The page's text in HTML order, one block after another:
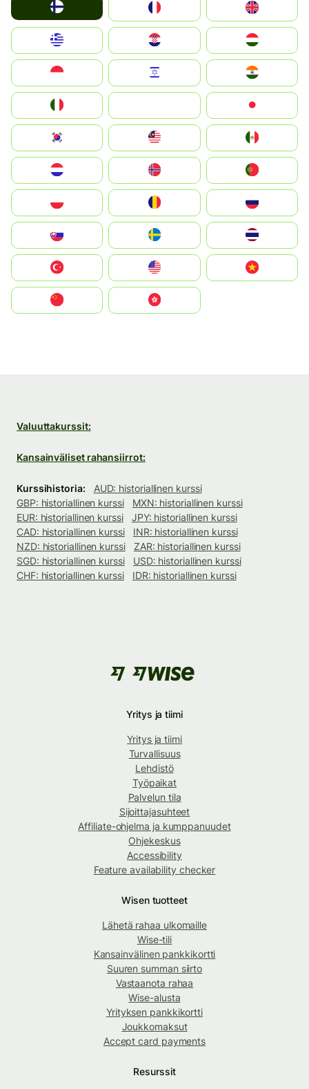
United Kingdom
Magyarország
South Korea
United States
中國香港特別行政區
Valuuttakurssit:
Kansainväliset rahansiirrot:
Kurssihistoria:
AUD: historiallinen kurssi
GBP: historiallinen kurssi
MXN: historiallinen kurssi
EUR: historiallinen kurssi
JPY: historiallinen kurssi
CAD: historiallinen kurssi
INR: historiallinen kurssi
NZD: historiallinen kurssi
ZAR: historiallinen kurssi
SGD: historiallinen kurssi
USD: historiallinen kurssi
CHF: historiallinen kurssi
IDR: historiallinen kurssi
Yritys ja tiimi
Yritys ja tiimi
Turvallisuus
Lehdistö
Työpaikat
Palvelun tila
Sijoittajasuhteet
Affiliate-ohjelma ja kumppanuudet
Ohjekeskus
Accessibility
Feature availability checker
Wisen tuotteet
Lähetä rahaa ulkomaille
Wise-tili
Kansainvälinen pankkikortti
Suuren summan siirto
Vastaanota rahaa
Wise-alusta
Yrityksen pankkikortti
Joukkomaksut
Accept card payments
Resurssit